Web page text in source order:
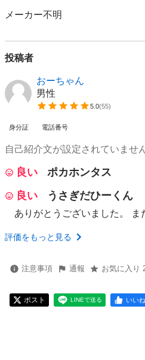
メーカー不明
投稿者
おーちゃん
男性
5.0(55)
身分証 電話番号
自己紹介文が設定されていませ
良い
ポカホンタス
良い
うさぎだひーくん
ありがとうございました。 ま
評価をもっと見る
注意事項 通報 お気に入り
ポスト LINEで送る いいね